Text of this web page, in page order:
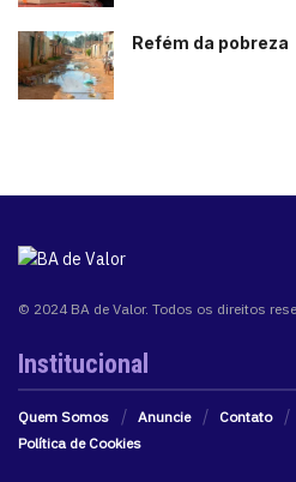
Refém da pobreza
© 2024 BA de Valor. Todos os direitos
Institucional
Quem Somos Anuncie Contato
Política de Cookies